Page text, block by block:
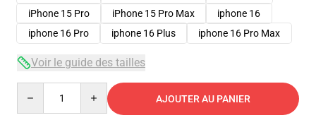
iPhone 15 Pro
iPhone 15 Pro Max
iphone 16
iphone 16 Pro
iphone 16 Plus iphone 16 Pro Max
Voir le guide des tailles
AJOUTER AU PANIER